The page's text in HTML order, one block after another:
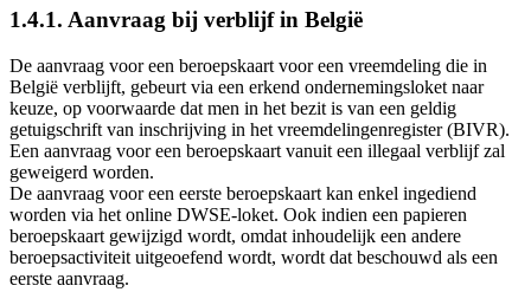
1.4.1. Aanvraag bij verblijf in België
De aanvraag voor een beroepskaart voor een vreemdeling die in
België verblijft, gebeurt via een erkend ondernemingsloket naar
keuze, op voorwaarde dat men in het bezit is van een geldig
getuigschrift van inschrijving in het vreemdelingenregister (BIVR).
Een aanvraag voor een beroepskaart vanuit een illegaal verblijf zal
geweigerd worden.
De aanvraag voor een eerste beroepskaart kan enkel ingediend
worden via het online DWSE-loket. Ook indien een papieren
beroepskaart gewijzigd wordt, omdat inhoudelijk een andere
beroepsactiviteit uitgeoefend wordt, wordt dat beschouwd als een
eerste aanvraag.